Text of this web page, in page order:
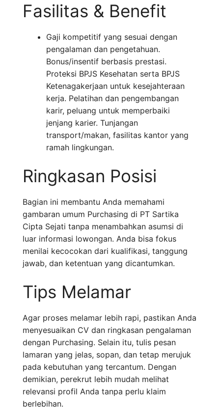
Fasilitas & Benefit
Gaji kompetitif yang sesuai dengan
pengalaman dan pengetahuan.
Bonus/insentif berbasis prestasi.
Proteksi BPJS Kesehatan serta BPJS
Ketenagakerjaan untuk kesejahteraan
kerja. Pelatihan dan pengembangan
karir, peluang untuk memperbaiki
jenjang karier. Tunjangan
transport/makan, fasilitas kantor yang
ramah lingkungan.
Ringkasan Posisi
Bagian ini membantu Anda memahami
gambaran umum Purchasing di PT Sartika
Cipta Sejati tanpa menambahkan asumsi di
luar informasi lowongan. Anda bisa fokus
menilai kecocokan dari kualifikasi, tanggung
jawab, dan ketentuan yang dicantumkan.
Tips Melamar
Agar proses melamar lebih rapi, pastikan Anda
menyesuaikan CV dan ringkasan pengalaman
dengan Purchasing. Selain itu, tulis pesan
lamaran yang jelas, sopan, dan tetap merujuk
pada kebutuhan yang tercantum. Dengan
demikian, perekrut lebih mudah melihat
relevansi profil Anda tanpa perlu klaim
berlebihan.